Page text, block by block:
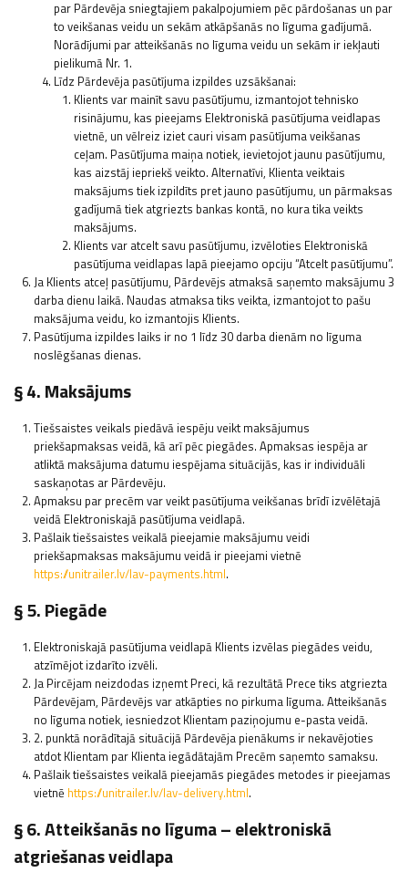
par Pārdevēja sniegtajiem pakalpojumiem pēc pārdošanas un par
to veikšanas veidu un sekām atkāpšanās no līguma gadījumā.
Norādījumi par atteikšanās no līguma veidu un sekām ir iekļauti
pielikumā Nr. 1.
Līdz Pārdevēja pasūtījuma izpildes uzsākšanai:
Klients var mainīt savu pasūtījumu, izmantojot tehnisko
risinājumu, kas pieejams Elektroniskā pasūtījuma veidlapas
vietnē, un vēlreiz iziet cauri visam pasūtījuma veikšanas
ceļam. Pasūtījuma maiņa notiek, ievietojot jaunu pasūtījumu,
kas aizstāj iepriekš veikto. Alternatīvi, Klienta veiktais
maksājums tiek izpildīts pret jauno pasūtījumu, un pārmaksas
gadījumā tiek atgriezts bankas kontā, no kura tika veikts
maksājums.
Klients var atcelt savu pasūtījumu, izvēloties Elektroniskā
pasūtījuma veidlapas lapā pieejamo opciju “Atcelt pasūtījumu”.
Ja Klients atceļ pasūtījumu, Pārdevējs atmaksā saņemto maksājumu 3
darba dienu laikā. Naudas atmaksa tiks veikta, izmantojot to pašu
maksājuma veidu, ko izmantojis Klients.
Pasūtījuma izpildes laiks ir no 1 līdz 30 darba dienām no līguma
noslēgšanas dienas.
§ 4. Maksājums
Tiešsaistes veikals piedāvā iespēju veikt maksājumus
priekšapmaksas veidā, kā arī pēc piegādes. Apmaksas iespēja ar
atliktā maksājuma datumu iespējama situācijās, kas ir individuāli
saskaņotas ar Pārdevēju.
Apmaksu par precēm var veikt pasūtījuma veikšanas brīdī izvēlētajā
veidā Elektroniskajā pasūtījuma veidlapā.
Pašlaik tiešsaistes veikalā pieejamie maksājumu veidi
priekšapmaksas maksājumu veidā ir pieejami vietnē
https://unitrailer.lv/lav-payments.html.
§ 5. Piegāde
Elektroniskajā pasūtījuma veidlapā Klients izvēlas piegādes veidu,
atzīmējot izdarīto izvēli.
Ja Pircējam neizdodas izņemt Preci, kā rezultātā Prece tiks atgriezta
Pārdevējam, Pārdevējs var atkāpties no pirkuma līguma. Atteikšanās
no līguma notiek, iesniedzot Klientam paziņojumu e-pasta veidā.
2. punktā norādītajā situācijā Pārdevēja pienākums ir nekavējoties
atdot Klientam par Klienta iegādātajām Precēm saņemto samaksu.
Pašlaik tiešsaistes veikalā pieejamās piegādes metodes ir pieejamas
vietnē https://unitrailer.lv/lav-delivery.html.
§ 6. Atteikšanās no līguma – elektroniskā
atgriešanas veidlapa